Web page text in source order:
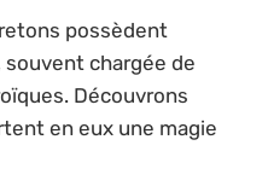
possèdent
chargée de
Découvrons
en eux une magie